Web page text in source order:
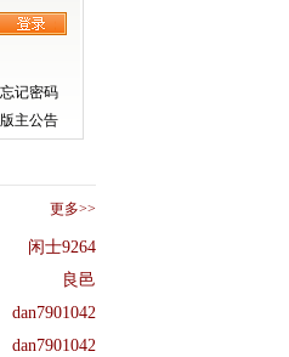
忘记密码
版主公告
更多>>
闲士9264
良邑
dan7901042
dan7901042